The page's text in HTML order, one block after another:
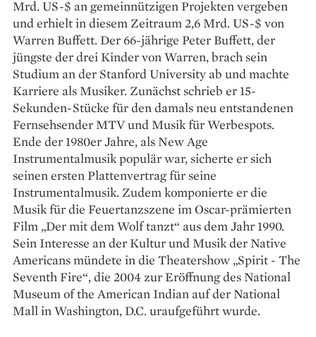
Mrd. US-$ an gemeinnützigen Projekten vergeben
und erhielt in diesem Zeitraum 2,6 Mrd. US-$ von
Warren Buffett. Der 66-jährige Peter Buffett, der
jüngste der drei Kinder von Warren, brach sein
Studium an der Stanford University ab und machte
Karriere als Musiker. Zunächst schrieb er 15-
Sekunden-Stücke für den damals neu entstandenen
Fernsehsender MTV und Musik für Werbespots.
Ende der 1980er Jahre, als New Age
Instrumentalmusik populär war, sicherte er sich
seinen ersten Plattenvertrag für seine
Instrumentalmusik. Zudem komponierte er die
Musik für die Feuertanzszene im Oscar-prämierten
Film „Der mit dem Wolf tanzt“ aus dem Jahr 1990.
Sein Interesse an der Kultur und Musik der Native
Americans mündete in die Theatershow „Spirit - The
Seventh Fire“, die 2004 zur Eröffnung des National
Museum of the American Indian auf der National
Mall in Washington, D.C. uraufgeführt wurde.